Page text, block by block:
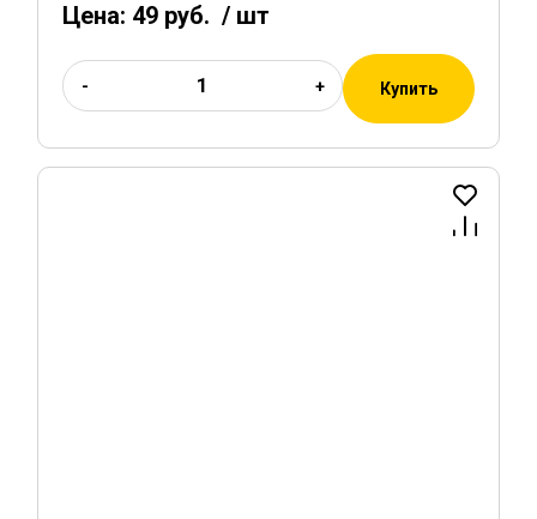
Цена: 49 руб. / шт
- + Купить